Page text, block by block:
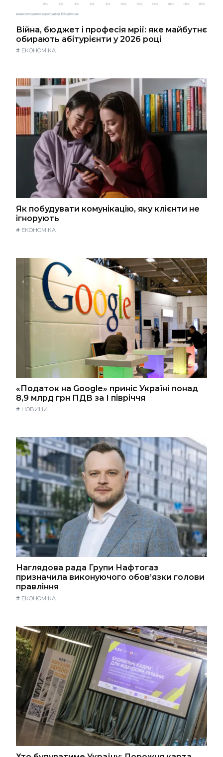
Війна, бюджет і професія мрії: яке майбутнє
обирають абітурієнти у 2026 році
# ЕКОНОМІКА
Як побудувати комунікацію, яку клієнти не
ігнорують
# ЕКОНОМІКА
«Податок на Google» приніс Україні понад
8,9 млрд грн ПДВ за І півріччя
# НОВИНИ
Наглядова рада Групи Нафтогаз
призначила виконуючого обов’язки голови
правління
# ЕКОНОМІКА